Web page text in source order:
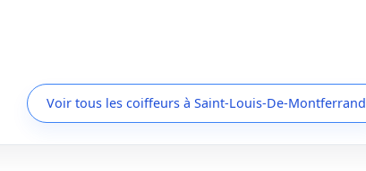
Voir tous les coiffeurs à Saint-Louis-De-Montferrand